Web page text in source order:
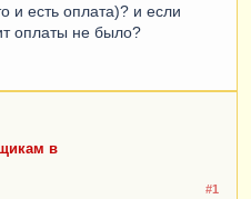
и есть оплата)? и если
оплаты не было?
в
#1